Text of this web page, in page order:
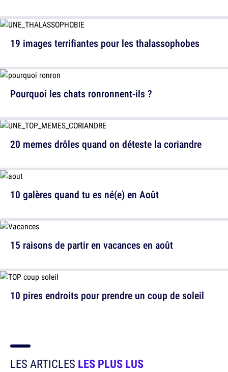
19 images terrifiantes pour les thalassophobes
20 memes drôles quand on déteste la coriandre
15 raisons de partir en vacances en août
Pourquoi les chats ronronnent-ils ?
10 galères quand tu es né(e) en Août
10 pires endroits pour prendre un coup de soleil
LES ARTICLES LES PLUS LUS